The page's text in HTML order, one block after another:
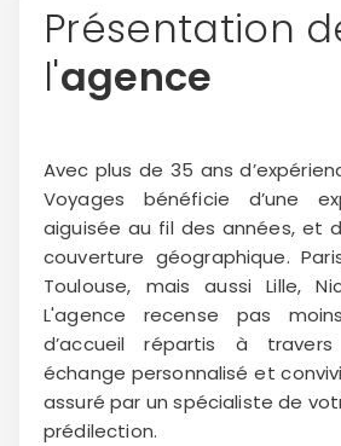
Présentation
l'agence
Avec plus de 35 ans
Voyages bénéficie d’une
aiguisée au fil des années, et
couverture géographique.
Toulouse, mais aussi Lille,
L'agence recense pas
d’accueil répartis à travers
échange personnalisé et
assuré par un spécialiste de
prédilection.